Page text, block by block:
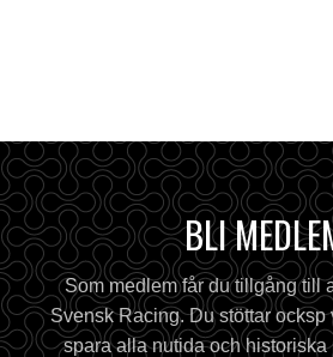
BLI
Som medlem får du tillgång till
Svensk Racing. Du stöttar ocksp
spara alla nutida och historiska